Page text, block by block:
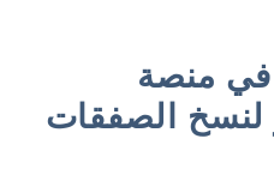
في منصة
لنسخ الصفقات